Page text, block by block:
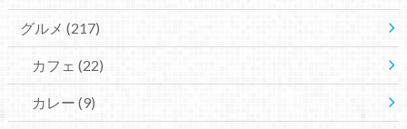
グルメ (217)
カフェ (22)
カレー (9)